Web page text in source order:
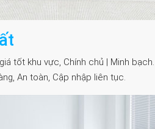
tốt khu vực, Chính chủ | Minh bạch.
An toàn, Cập nhập liên tục.